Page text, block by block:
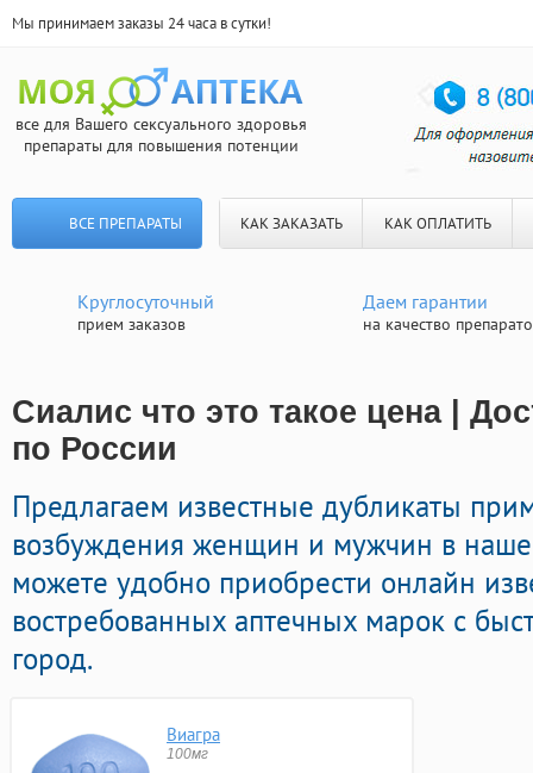
Мы принимаем заказы 24 часа в сутки!
все для Вашего сексуального здоровья
препараты для повышения потенции
ВСЕ ПРЕПАРАТЫ КАК ЗАКАЗАТЬ КАК ОПЛАТИТЬ
Круглосуточный
прием заказов
Даем гарантии
на качество
Сиалис что это такое цена |
по России
Предлагаем известные дубликаты
возбуждения женщин и мужчин в
можете удобно приобрести онлайн
востребованных аптечных марок с
город.
Виагра
100мг